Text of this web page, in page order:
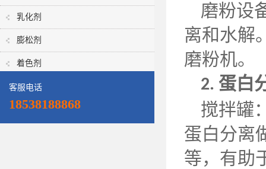
乳化剂
膨松剂
着色剂
客服电话
18538188868
磨粉设
离和水解
磨粉机。
2. 蛋白
搅拌罐
蛋白分离
等，有助